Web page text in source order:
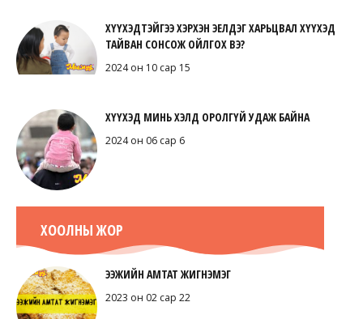
ХҮҮХЭДТЭЙГЭЭ ХЭРХЭН ЭЕЛДЭГ ХАРЬЦВАЛ ХҮҮХЭД
ТАЙВАН СОНСОЖ ОЙЛГОХ ВЭ?
2024 он 10 сар 15
ХҮҮХЭД МИНЬ ХЭЛД ОРОЛГҮЙ УДАЖ БАЙНА
2024 он 06 сар 6
ХООЛНЫ ЖОР
ЭЭЖИЙН АМТАТ ЖИГНЭМЭГ
2023 он 02 сар 22